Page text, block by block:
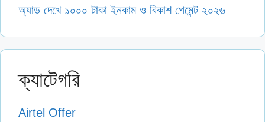
অ্যাড দেখে ১০০০ টাকা ইনকাম ও বিকাশ পেমেন্ট ২০২৬
ক্যাটেগরি
Airtel Offer